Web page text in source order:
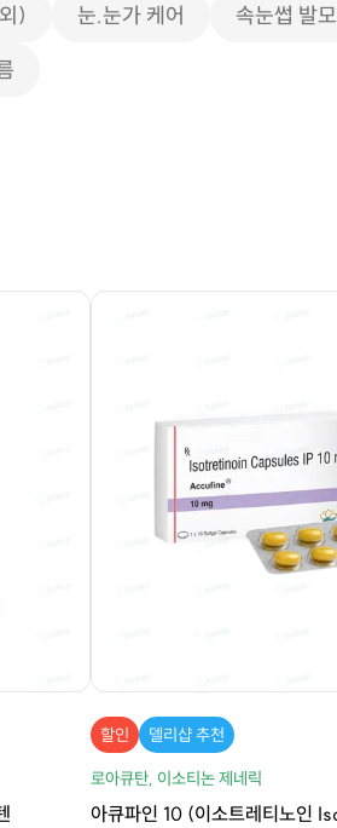
) 눈.눈가 케어
속눈썹 발
할인
델리샵 추천
로아큐탄, 이소티논 제네릭
아큐파인 10 (이소트레티노인